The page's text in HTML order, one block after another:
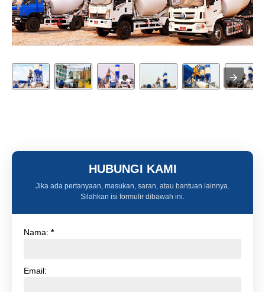
HUBUNGI KAMI
Jika ada pertanyaan, masukan, saran, atau bantuan lainnya.
Silahkan isi formulir dibawah ini.
Nama: *
Email: